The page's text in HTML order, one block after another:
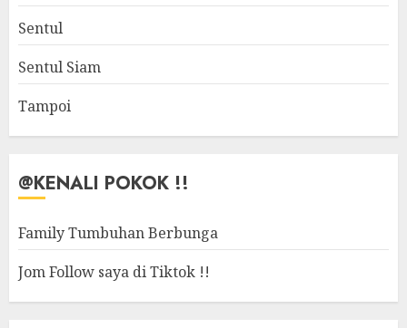
Sentul
Sentul Siam
Tampoi
@KENALI POKOK !!
Family Tumbuhan Berbunga
Jom Follow saya di Tiktok !!